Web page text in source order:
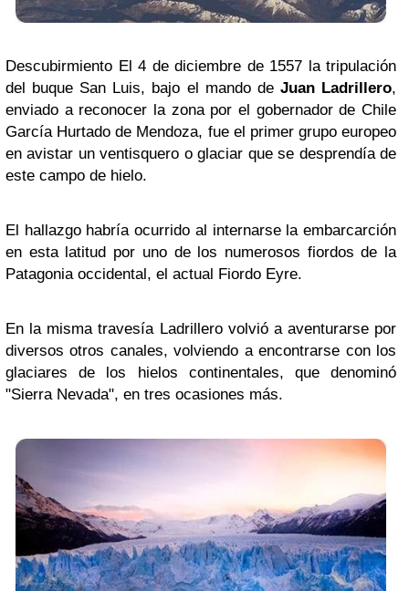
Descubirmiento El 4 de diciembre de 1557 la tripulación
del buque San Luis, bajo el mando de Juan Ladrillero,
enviado a reconocer la zona por el gobernador de Chile
García Hurtado de Mendoza, fue el primer grupo europeo
en avistar un ventisquero o glaciar que se desprendía de
este campo de hielo.
El hallazgo habría ocurrido al internarse la embarcarción
en esta latitud por uno de los numerosos fiordos de la
Patagonia occidental, el actual Fiordo Eyre.
En la misma travesía Ladrillero volvió a aventurarse por
diversos otros canales, volviendo a encontrarse con los
glaciares de los hielos continentales, que denominó
"Sierra Nevada", en tres ocasiones más.